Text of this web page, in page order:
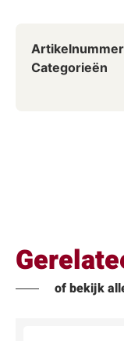
Artikelnummer
Categorieën
of bekijk